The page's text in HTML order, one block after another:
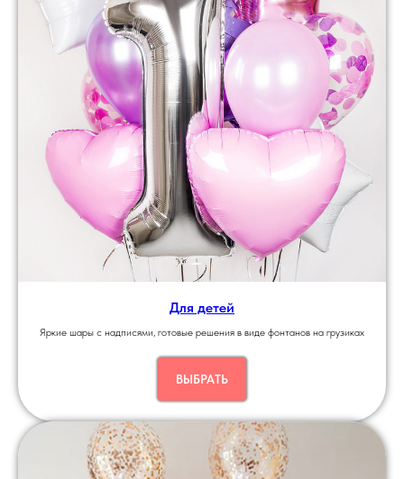
Для детей
Яркие шары с надписями, готовые решения в виде фонтанов на грузиках
ВЫБРАТЬ